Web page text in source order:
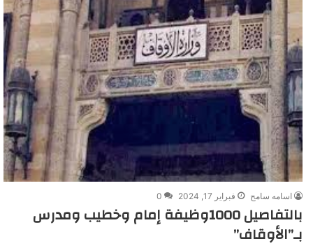
اسامه سامح فبراير 17, 2024 0
بالتفاصيل 1000وظيفة إمام وخطيب ومدرس
بـ”الأوقاف”